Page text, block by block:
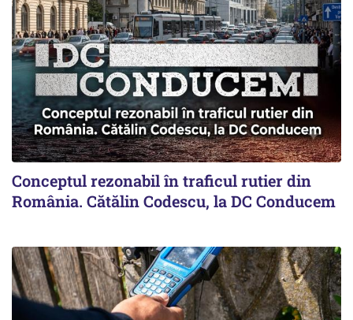
Conceptul rezonabil în traficul rutier din
România. Cătălin Codescu, la DC Conducem